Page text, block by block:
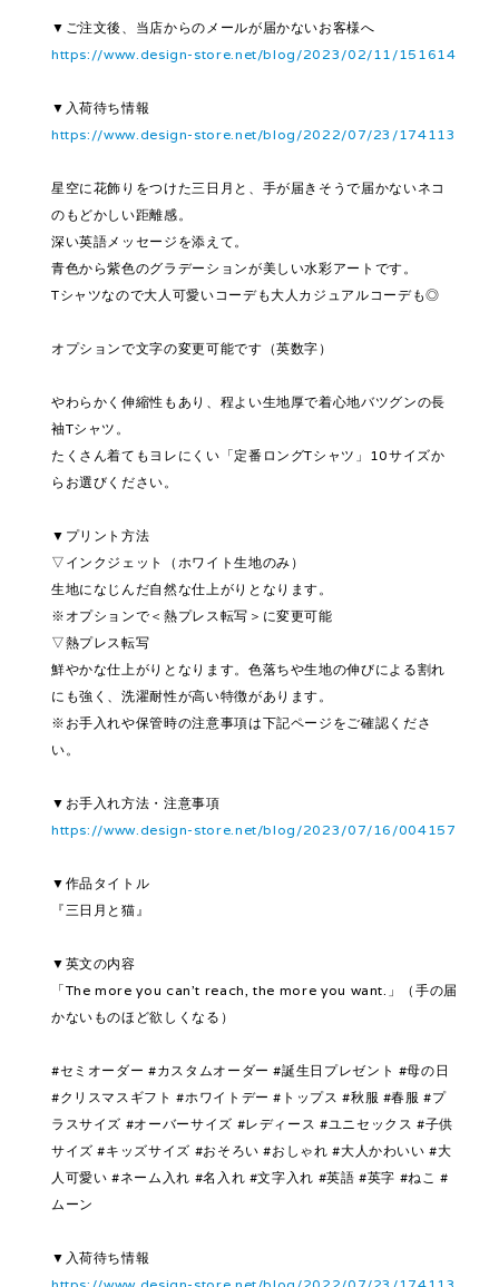
▼ご注文後、当店からのメールが届かないお客様へ
https://www.design-store.net/blog/2023/02/11/151614
▼入荷待ち情報
https://www.design-store.net/blog/2022/07/23/174113
星空に花飾りをつけた三日月と、手が届きそうで届かないネコ
のもどかしい距離感。
深い英語メッセージを添えて。
青色から紫色のグラデーションが美しい水彩アートです。
Tシャツなので大人可愛いコーデも大人カジュアルコーデも◎
オプションで文字の変更可能です（英数字）
やわらかく伸縮性もあり、程よい生地厚で着心地バツグンの長
袖Tシャツ。
たくさん着てもヨレにくい「定番ロングTシャツ」10サイズか
らお選びください。
▼プリント方法
▽インクジェット（ホワイト生地のみ）
生地になじんだ自然な仕上がりとなります。
※オプションで＜熱プレス転写＞に変更可能
▽熱プレス転写
鮮やかな仕上がりとなります。色落ちや生地の伸びによる割れ
にも強く、洗濯耐性が高い特徴があります。
※お手入れや保管時の注意事項は下記ページをご確認くださ
い。
▼お手入れ方法・注意事項
https://www.design-store.net/blog/2023/07/16/004157
▼作品タイトル
『三日月と猫』
▼英文の内容
「The more you can't reach, the more you want.」（手の届
かないものほど欲しくなる）
#セミオーダー #カスタムオーダー #誕生日プレゼント #母の日
#クリスマスギフト #ホワイトデー #トップス #秋服 #春服 #プ
ラスサイズ #オーバーサイズ #レディース #ユニセックス #子供
サイズ #キッズサイズ #おそろい #おしゃれ #大人かわいい #大
人可愛い #ネーム入れ #名入れ #文字入れ #英語 #英字 #ねこ #
ムーン
▼入荷待ち情報